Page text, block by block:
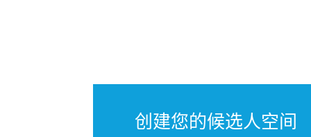
创建您的候选人空间